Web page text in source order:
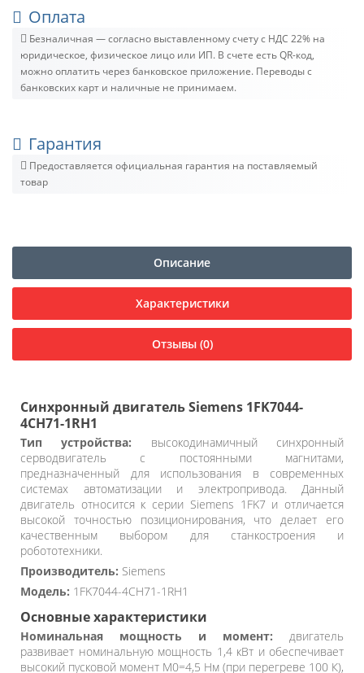
Оплата
Безналичная — согласно выставленному счету c НДС 22% на
юридическое, физическое лицо или ИП. В счете есть QR-код,
можно оплатить через банковское приложение. Переводы с
банковских карт и наличные не принимаем.
Гарантия
Предоставляется официальная гарантия на поставляемый
товар
Описание
Характеристики
Отзывы (0)
Синхронный двигатель Siemens 1FK7044-
4CH71-1RH1
Тип устройства: высокодинамичный синхронный
серводвигатель с постоянными магнитами,
предназначенный для использования в современных
системах автоматизации и электропривода. Данный
двигатель относится к серии Siemens 1FK7 и отличается
высокой точностью позиционирования, что делает его
качественным выбором для станкостроения и
робототехники.
Производитель: Siemens
Модель: 1FK7044-4CH71-1RH1
Основные характеристики
Номинальная мощность и момент: двигатель
развивает номинальную мощность 1,4 кВт и обеспечивает
высокий пусковой момент M0=4,5 Нм (при перегреве 100 К),